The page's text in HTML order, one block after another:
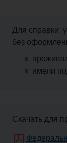
Для справки:
без
имели
Скачать для